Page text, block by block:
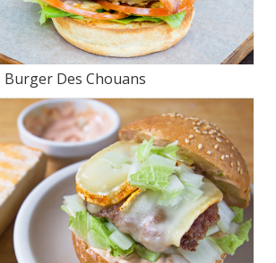
Burger Des Chouans